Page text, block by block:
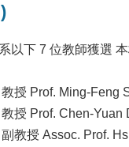
系以下 7 位教師獲選
教授 Prof. Ming-Feng
教授 Prof. Chen-Yuan
副教授 Assoc. Prof.